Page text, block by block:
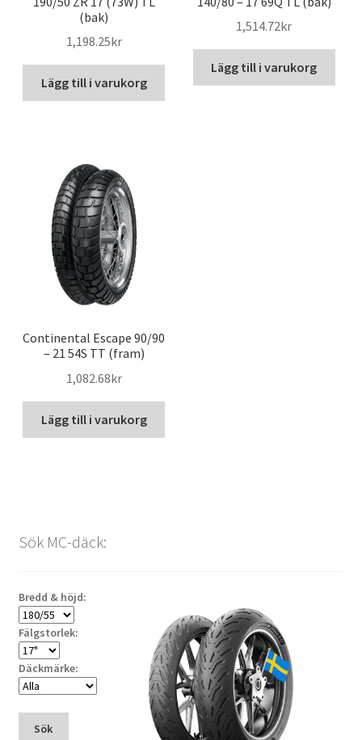
(bak)
1,198.25kr
Lägg till i varukorg
1,514.72kr
Lägg till i varukorg
Continental Escape 90/90
– 21 54S TT (fram)
1,082.68kr
Lägg till i varukorg
Sök MC-däck:
Bredd & höjd:
Fälgstorlek:
Däckmärke:
Sök